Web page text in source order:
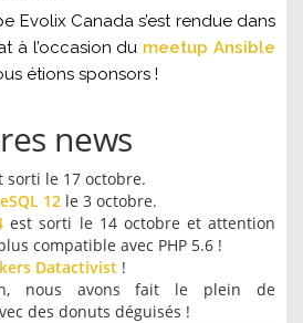
Evolix Canada s’est rendue dans
à l’occasion du meetup Ansible
étions sponsors !
news
sorti le 17 octobre.
12 le 3 octobre.
est sorti le 14 octobre et attention
compatible avec PHP 5.6 !
Datactivist !
nous avons fait le plein de
des donuts déguisés !